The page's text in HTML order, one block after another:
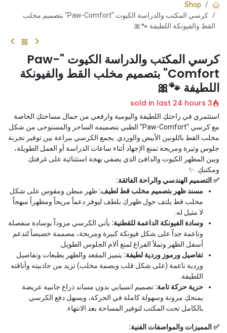
Shop
كرسي المكتب والدراسة الكيوت "Paw-Comfort" بتصميم مخلب
القط والفيونكة اللطيفة 🐾🎀
كرسي المكتب والدراسة الكيوت "Paw-
Comfort" بتصميم مخلب القط والفيونكة
اللطيفة 🐾🎀
3 sold in last 24 hours
استثمري في راحتكِ اللطيفة واليومية وارفعي من جمال مساحتكِ الخاصة
مع كرسي "Paw-Comfort" الطبي بتصميمه الساحر والمستوحى من شكل
مخلب القط باللونين الأبيض والوردي. يجمع الكرسي ببراعة بين توفير تجربة
جلوس وثيرة ومريحة تمنع الإجهاد أثناء ساعات الدراسة أو العمل الطويلة،
وبين المظهر الكيوت والدافئ الذي يضفي بهجة استثنائية على غرفتكِ
ومكتبكِ. ✨
✅ التصميم الهندسي والراحة الفائقة:
مسند ظهر بتصميم مخلب قط لطيف: ظهر مبطن ومقوس على شكل
مخلب قط يلتف حول ظهركِ بلطف ليوفر دعماً مريحاً ومظهراً مبهجاً
لا مثيل له.
وسادة الفيونكة الداعمة للقطنية: يأتي الكرسي مزوداً بوسادة منفصلة
وناعمة جداً على شكل فيونكة كبيرة ومريحة، مصممة خصيصاً لتدعم
أسفل الظهر وتملأ الفراغ لمنع آلام الجلوس الطويل.
تفاصيل ورموز وردية لطيفة: يتميز المقعد والظهر بطبعات وتفاصيل
وردية ناعمة (على شكل قلب وبصمة مخلب) تزيد من جاذبيته وأناقته
اللطيفة.
حرية حركة تامة: تصميم انسيابي بدون مساند ذراع جانبية عريضة
يمنحكِ مرونة وسهولة كاملة في الحركة، ويسهل دفع الكرسي
بالكامل تحت المكتب لتوفير المساحة بعد الانتهاء.
✅ المميزات والمواصفات الفنية: